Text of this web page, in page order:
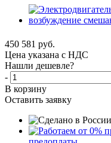
450 581 руб.
Цена указана с НДС
Нашли дешевле?
-
В корзину
Оставить заявку